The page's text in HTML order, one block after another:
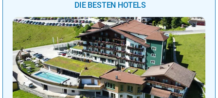
DIE BESTEN HOTELS